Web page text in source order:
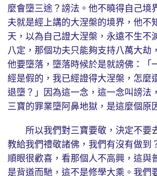
麼會墮三途？謗法。他不曉得自己境
夫就是經上講的大涅槃的境界，他不
天，以為自己證大涅槃，永遠不生不
八定，那個功夫只能夠支持八萬大劫
他要墮落，墮落時候於是就謗佛：「
經是假的，我已經證得大涅槃，怎麼
退墮？」因為這一念，這一念叫謗法
三寶的罪業墮阿鼻地獄，是這麼個原
所以我們對三寶要敬，決定不要
教給我們禮敬諸佛，我們有沒有做到
順眼很歡喜，看那個人不高興，這與
是背道而馳，這不是修學大乘。我們